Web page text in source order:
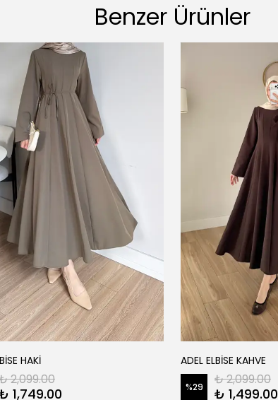
Benzer Ürünler
HAKİ
2,099.00
1,749.00
ADEL ELBİSE KAHVE
%29 ₺ 2,099.00
₺ 1,499.00